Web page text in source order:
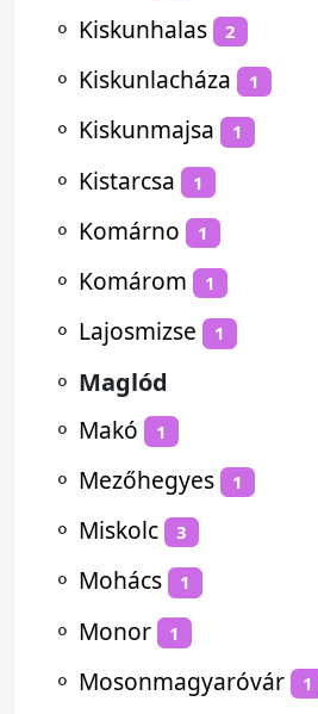
⚬ Kiskunhalas 2
⚬ Kiskunlacháza 1
⚬ Kiskunmajsa 1
⚬ Kistarcsa 1
⚬ Komárno 1
⚬ Komárom 1
⚬ Lajosmizse 1
⚬ Maglód
⚬ Makó 1
⚬ Mezőhegyes 1
⚬ Miskolc 3
⚬ Mohács 1
⚬ Monor 1
⚬ Mosonmagyaróvár 1